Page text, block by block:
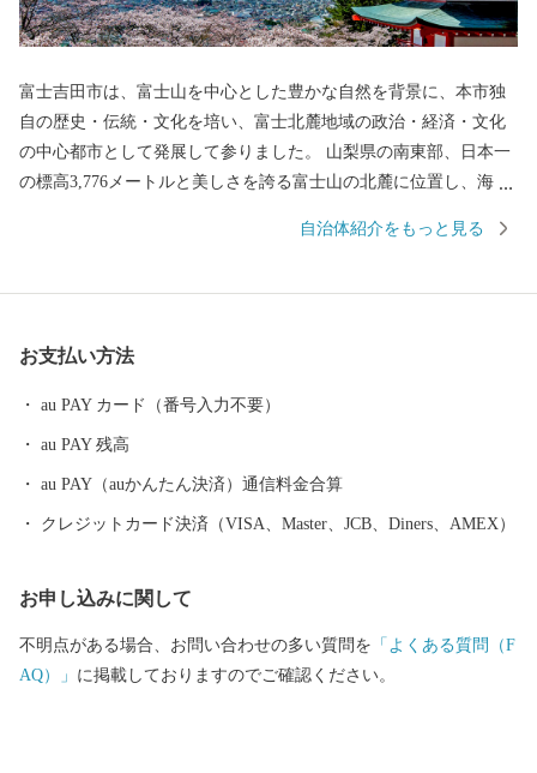
富士吉田市は、富士山を中心とした豊かな自然を背景に、本市独
自の歴史・伝統・文化を培い、富士北麓地域の政治・経済・文化
の中心都市として発展して参りました。 山梨県の南東部、日本一
の標高3,776メートルと美しさを誇る富士山の北麓に位置し、海抜
山信仰の町として栄え、御師文化の面影が今も残されています。
自治体紹介をもっと見る
お支払い方法
au PAY カード（番号入力不要）
au PAY 残高
au PAY（auかんたん決済）通信料金合算
クレジットカード決済（VISA、Master、JCB、Diners、AMEX）
お申し込みに関して
不明点がある場合、お問い合わせの多い質問を 「よくある質問（F
AQ）」 に掲載しておりますのでご確認ください。